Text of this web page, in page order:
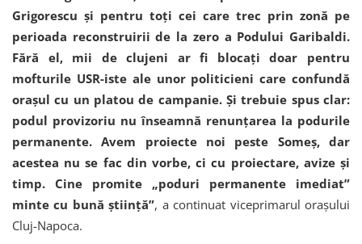
Grigorescu și pentru toți cei care trec prin zonă pe
perioada reconstruirii de la zero a Podului Garibaldi.
Fără el, mii de clujeni ar fi blocați doar pentru
mofturile USR-iste ale unor politicieni care confundă
orașul cu un platou de campanie. Și trebuie spus clar:
podul provizoriu nu înseamnă renunțarea la podurile
permanente. Avem proiecte noi peste Someș, dar
acestea nu se fac din vorbe, ci cu proiectare, avize și
timp. Cine promite „poduri permanente imediat”
minte cu bună știință”, a continuat viceprimarul orașului
Cluj-Napoca.